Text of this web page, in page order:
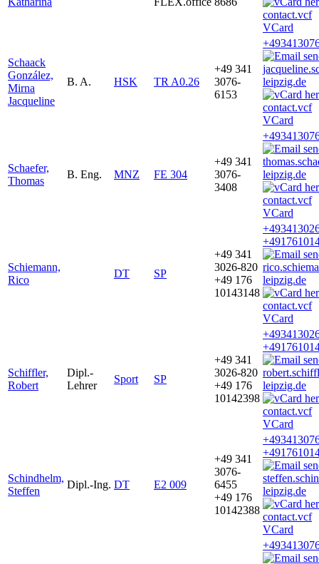
VCard
Schaack
González,
Mirna
Jacqueline
B. A. HSK TR A0.26
+49 341
3076-
6153
leipzig.de
VCard
Schaefer,
Thomas
B. Eng. MNZ FE 304
+49 341
3076-
3408
leipzig.de
VCard
Schiemann,
Rico
DT SP
+49 341
3026-820
+49 176
10143148
leipzig.de
VCard
Schiffler,
Robert
Dipl.-
Lehrer
Sport SP
+49 341
3026-820
+49 176
10142398
leipzig.de
VCard
Schindhelm,
Steffen
Dipl.-Ing. DT E2 009
+49 341
3076-
6455
+49 176
10142388
leipzig.de
VCard